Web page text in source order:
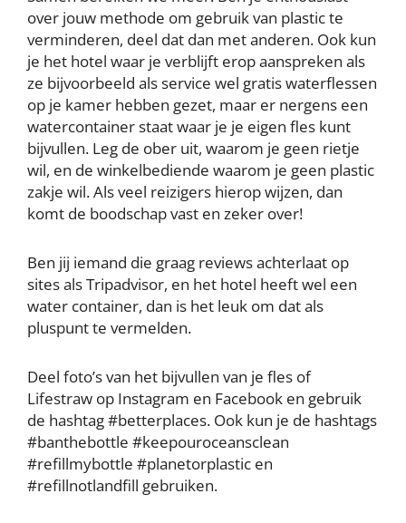
over jouw methode om gebruik van plastic te
verminderen, deel dat dan met anderen. Ook kun
je het hotel waar je verblijft erop aanspreken als
ze bijvoorbeeld als service wel gratis waterflessen
op je kamer hebben gezet, maar er nergens een
watercontainer staat waar je je eigen fles kunt
bijvullen. Leg de ober uit, waarom je geen rietje
wil, en de winkelbediende waarom je geen plastic
zakje wil. Als veel reizigers hierop wijzen, dan
komt de boodschap vast en zeker over!
Ben jij iemand die graag reviews achterlaat op
sites als Tripadvisor, en het hotel heeft wel een
water container, dan is het leuk om dat als
pluspunt te vermelden.
Deel foto’s van het bijvullen van je fles of
Lifestraw op Instagram en Facebook en gebruik
de hashtag #betterplaces. Ook kun je de hashtags
#banthebottle #keepouroceansclean
#refillmybottle #planetorplastic en
#refillnotlandfill gebruiken.